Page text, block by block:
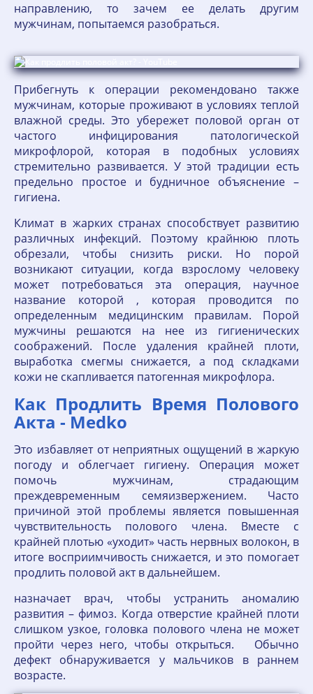
направлению, то зачем ее делать другим
мужчинам, попытаемся разобраться.
Прибегнуть к операции рекомендовано также
мужчинам, которые проживают в условиях теплой
влажной среды. Это убережет половой орган от
частого инфицирования патологической
микрофлорой, которая в подобных условиях
стремительно развивается. У этой традиции есть
предельно простое и будничное объяснение –
гигиена.
Климат в жарких странах способствует развитию
различных инфекций. Поэтому крайнюю плоть
обрезали, чтобы снизить риски. Но порой
возникают ситуации, когда взрослому человеку
может потребоваться эта операция, научное
название которой , которая проводится по
определенным медицинским правилам. Порой
мужчины решаются на нее из гигиенических
соображений. После удаления крайней плоти,
выработка смегмы снижается, а под складками
кожи не скапливается патогенная микрофлора.
Как Продлить Время Полового
Акта - Medko
Это избавляет от неприятных ощущений в жаркую
погоду и облегчает гигиену. Операция может
помочь мужчинам, страдающим
преждевременным семяизвержением. Часто
причиной этой проблемы является повышенная
чувствительность полового члена. Вместе с
крайней плотью «уходит» часть нервных волокон, в
итоге восприимчивость снижается, и это помогает
продлить половой акт в дальнейшем.
назначает врач, чтобы устранить аномалию
развития – фимоз. Когда отверстие крайней плоти
слишком узкое, головка полового члена не может
пройти через него, чтобы открыться. Обычно
дефект обнаруживается у мальчиков в раннем
возрасте.